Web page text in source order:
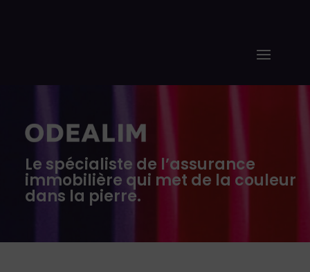
Le spécialiste de l’assurance
immobilière qui met de la couleur
dans la pierre.